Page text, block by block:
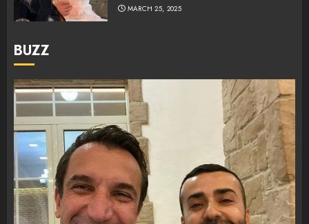
MARCH 25, 2025
BUZZ